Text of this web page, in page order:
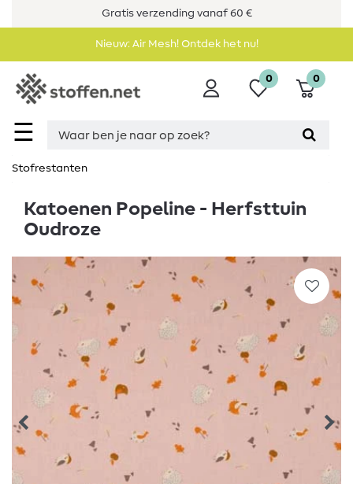
Gratis verzending vanaf 60 €
Nieuw: Air Mesh! Ontdek het nu!
☰
0 0
Stofrestanten
Katoenen Popeline - Herfsttuin
Oudroze